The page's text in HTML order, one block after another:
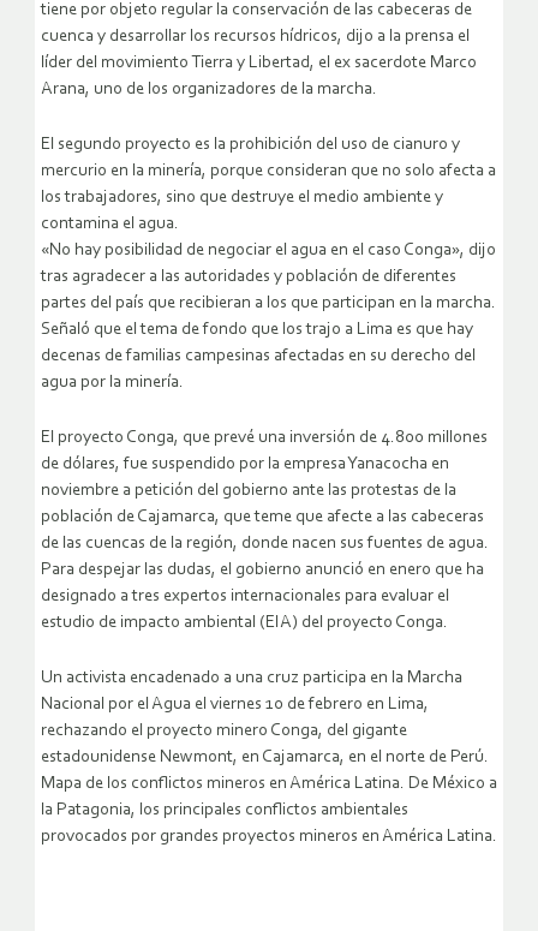
tiene por objeto regular la conservación de las cabeceras de
cuenca y desarrollar los recursos hídricos, dijo a la prensa el
líder del movimiento Tierra y Libertad, el ex sacerdote Marco
Arana, uno de los organizadores de la marcha.
El segundo proyecto es la prohibición del uso de cianuro y
mercurio en la minería, porque consideran que no solo afecta a
los trabajadores, sino que destruye el medio ambiente y
contamina el agua.
«No hay posibilidad de negociar el agua en el caso Conga», dijo
tras agradecer a las autoridades y población de diferentes
partes del país que recibieran a los que participan en la marcha.
Señaló que el tema de fondo que los trajo a Lima es que hay
decenas de familias campesinas afectadas en su derecho del
agua por la minería.
El proyecto Conga, que prevé una inversión de 4.800 millones
de dólares, fue suspendido por la empresa Yanacocha en
noviembre a petición del gobierno ante las protestas de la
población de Cajamarca, que teme que afecte a las cabeceras
de las cuencas de la región, donde nacen sus fuentes de agua.
Para despejar las dudas, el gobierno anunció en enero que ha
designado a tres expertos internacionales para evaluar el
estudio de impacto ambiental (EIA) del proyecto Conga.
Un activista encadenado a una cruz participa en la Marcha
Nacional por el Agua el viernes 10 de febrero en Lima,
rechazando el proyecto minero Conga, del gigante
estadounidense Newmont, en Cajamarca, en el norte de Perú.
Mapa de los conflictos mineros en América Latina. De México a
la Patagonia, los principales conflictos ambientales
provocados por grandes proyectos mineros en América Latina.